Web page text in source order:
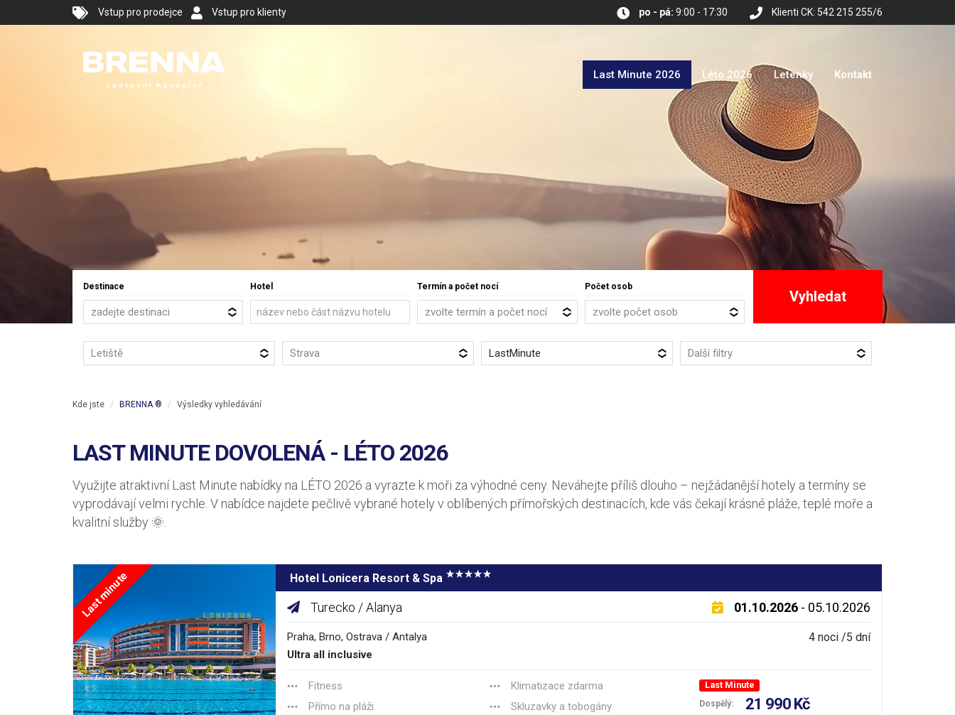
Vstup pro prodejce Vstup pro klienty Klienti CK: 542 215 255/6
po - pá: 9:00 - 17:30
Last Minute 2026 Léto 2026 Letenky Kontakt
Destinace
zadejte destinaci
Hotel Termín a počet nocí
zvolte termín a počet nocí
Počet osob
zvolte počet osob
Letiště Strava LastMinute Další filtry
Vyhledat
Kde jste BRENNA ® Výsledky vyhledávání
LAST MINUTE DOVOLENÁ - LÉTO 2026
Využijte atraktivní Last Minute nabídky na LÉTO 2026 a vyrazte k moři za výhodné ceny. Neváhejte příliš dlouho – nejžádanější hotely a termíny se
vyprodávají velmi rychle. V nabídce najdete pečlivě vybrané hotely v oblíbených přímořských destinacích, kde vás čekají krásné pláže, teplé moře a
kvalitní služby 🌞.
Last minute Hotel Lonicera Resort & Spa
Turecko / Alanya 01.10.2026 - 05.10.2026
4 noci /5 dní
Praha, Brno, Ostrava / Antalya
Ultra all inclusive
Fitness
Klimatizace zdarma
Přímo na pláži
Skluzavky a tobogány
Last Minute
Dospělý: 21 990 Kč